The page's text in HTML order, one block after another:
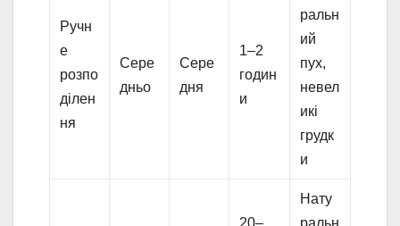
Ручн
е
розпо
ділен
ня
Сере
дньо
Сере
дня
1–2
годин
и
ральн
ий
пух,
невел
икі
грудк
и
Нату